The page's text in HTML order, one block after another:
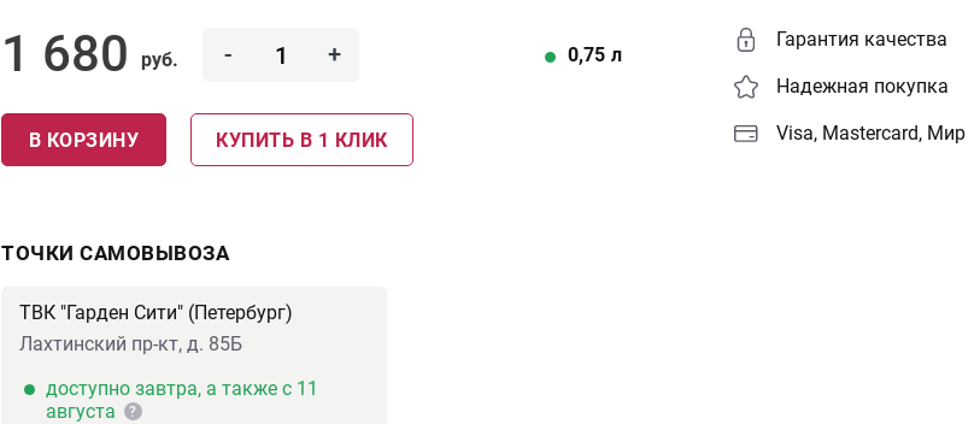
1 680 руб. - +
В КОРЗИНУ КУПИТЬ В 1 КЛИК
0,75 л
Гарантия качества
Надежная покупка
Visa, Mastercard, Мир
ТОЧКИ САМОВЫВОЗА
ТВК "Гарден Сити" (Петербург)
Лахтинский пр-кт, д. 85Б
доступно завтра, а также с 11
августа
?